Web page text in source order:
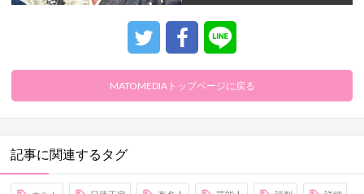
MATOMEDIAトップページに戻る
記事に関連するタグ